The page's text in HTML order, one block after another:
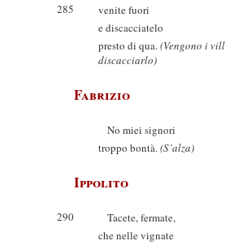
285
venite fuori
e discacciatelo
presto di qua.(Vengono i
discacciarlo)
Fabrizio
No miei signori
troppo bontà.(S’alza)
Ippolito
290
Tacete, fermate,
che nelle vignate